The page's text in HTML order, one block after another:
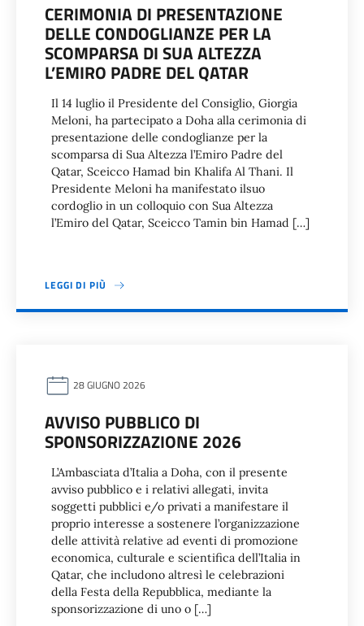
CERIMONIA DI PRESENTAZIONE
DELLE CONDOGLIANZE PER LA
SCOMPARSA DI SUA ALTEZZA
L’EMIRO PADRE DEL QATAR
Il 14 luglio il Presidente del Consiglio, Giorgia
Meloni, ha partecipato a Doha alla cerimonia di
presentazione delle condoglianze per la
scomparsa di Sua Altezza l’Emiro Padre del
Qatar, Sceicco Hamad bin Khalifa Al Thani. Il
Presidente Meloni ha manifestato ilsuo
cordoglio in un colloquio con Sua Altezza
l’Emiro del Qatar, Sceicco Tamin bin Hamad […]
LEGGI DI PIÙ
28 GIUGNO 2026
AVVISO PUBBLICO DI
SPONSORIZZAZIONE 2026
L’Ambasciata d’Italia a Doha, con il presente
avviso pubblico e i relativi allegati, invita
soggetti pubblici e/o privati a manifestare il
proprio interesse a sostenere l’organizzazione
delle attività relative ad eventi di promozione
economica, culturale e scientifica dell’Italia in
Qatar, che includono altresì le celebrazioni
della Festa della Repubblica, mediante la
sponsorizzazione di uno o […]